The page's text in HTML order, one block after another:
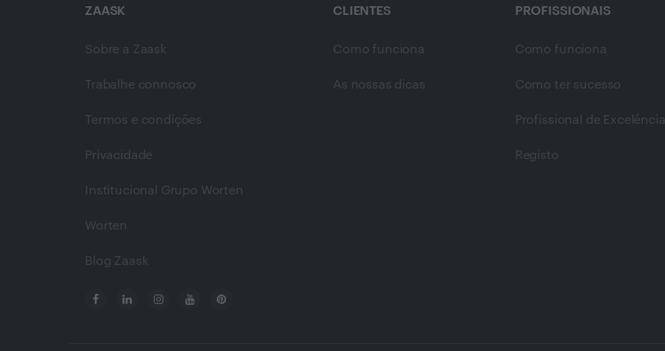
ZAASK
Sobre a Zaask
Trabalhe connosco
Termos e condições
Privacidade
Institucional Grupo Worten
Worten
Blog Zaask
CLIENTES
Como funciona
As nossas dicas
PROFISSIONAIS
Como funciona
Como ter sucesso
Profissional de Excelência
Registo